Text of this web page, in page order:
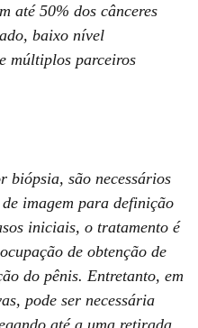
até 50% dos cânceres
baixo nível
múltiplos parceiros
biópsia, são necessários
imagem para definição
iniciais, o tratamento é
de obtenção de
do pênis. Entretanto, em
pode ser necessária
até a uma retirada